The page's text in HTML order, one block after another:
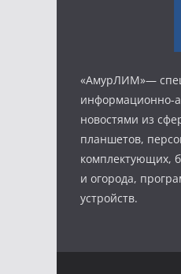
«АмурЛИМ»—
информационно-
новостями из
планшетов,
комплектующих,
и огорода,
устройств.